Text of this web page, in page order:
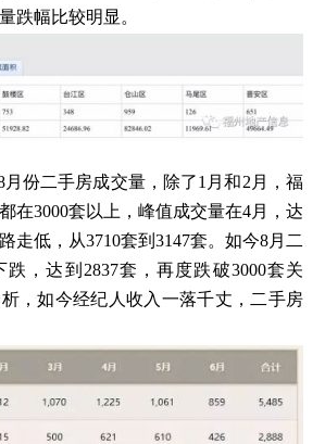
跌幅比较明显。
月份二手房成交量，除了1月和2月，福
在3000套以上，峰值成交量在4月，达
走低，从3710套到3147套。如今8月二
，达到2837套，再度跌破3000套关
，如今经纪人收入一落千丈，二手房